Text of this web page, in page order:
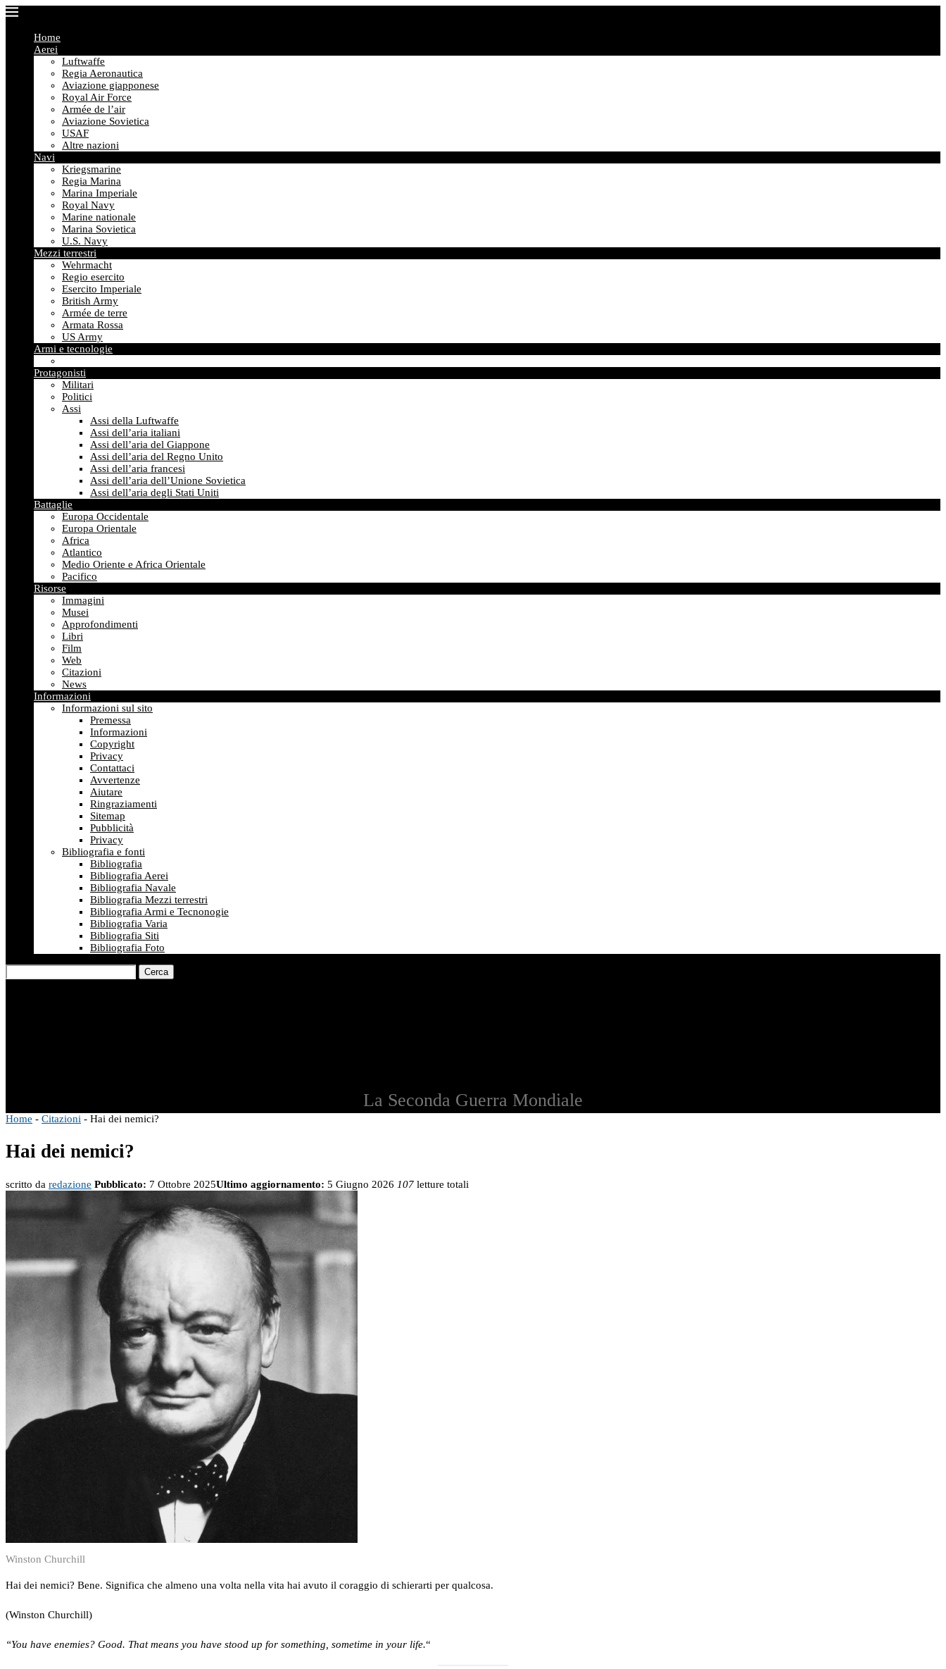
Home
Aerei
Luftwaffe
Regia Aeronautica
Aviazione giapponese
Royal Air Force
Armée de l’air
Aviazione Sovietica
USAF
Altre nazioni
Navi
Kriegsmarine
Regia Marina
Marina Imperiale
Royal Navy
Marine nationale
Marina Sovietica
U.S. Navy
Mezzi terrestri
Wehrmacht
Regio esercito
Esercito Imperiale
British Army
Armée de terre
Armata Rossa
US Army
Armi e tecnologie
Protagonisti
Militari
Politici
Assi
Assi della Luftwaffe
Assi dell’aria italiani
Assi dell’aria del Giappone
Assi dell’aria del Regno Unito
Assi dell’aria francesi
Assi dell’aria dell’Unione Sovietica
Assi dell’aria degli Stati Uniti
Battaglie
Europa Occidentale
Europa Orientale
Africa
Atlantico
Medio Oriente e Africa Orientale
Pacifico
Risorse
Immagini
Musei
Approfondimenti
Libri
Film
Web
Citazioni
News
Informazioni
Informazioni sul sito
Premessa
Informazioni
Copyright
Privacy
Contattaci
Avvertenze
Aiutare
Ringraziamenti
Sitemap
Pubblicità
Privacy
Bibliografia e fonti
Bibliografia
Bibliografia Aerei
Bibliografia Navale
Bibliografia Mezzi terrestri
Bibliografia Armi e Tecnonogie
Bibliografia Varia
Bibliografia Siti
Bibliografia Foto
Cerca
La Seconda Guerra Mondiale
Home - Citazioni - Hai dei nemici?
Hai dei nemici?
scritto da redazione Pubblicato: 7 Ottobre 2025Ultimo aggiornamento: 5 Giugno 2026 107 letture totali
Winston Churchill
Hai dei nemici? Bene. Significa che almeno una volta nella vita hai avuto il coraggio di schierarti per qualcosa.
(Winston Churchill)
“You have enemies? Good. That means you have stood up for something, sometime in your life.“